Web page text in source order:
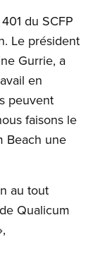
du SCFP
Le président
Gurrie, a
en
peuvent
faisons le
Beach une
au tout
Qualicum